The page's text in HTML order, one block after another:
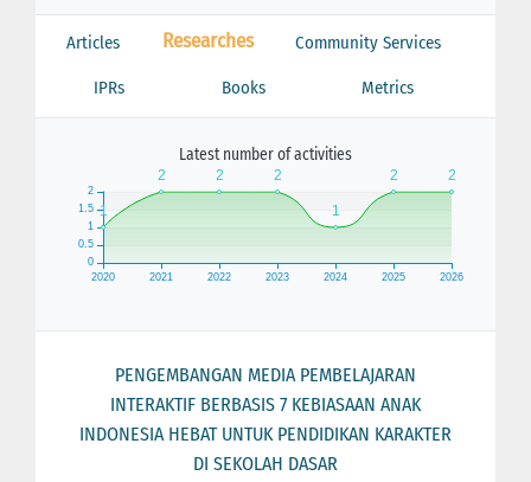
Articles Researches Community Services
IPRs Books Metrics
Latest number of activities
PENGEMBANGAN MEDIA PEMBELAJARAN
INTERAKTIF BERBASIS 7 KEBIASAAN ANAK
INDONESIA HEBAT UNTUK PENDIDIKAN KARAKTER
DI SEKOLAH DASAR